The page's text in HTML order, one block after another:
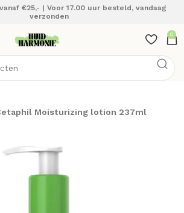
€25,- | Voor 17.00 uur besteld, vandaag
verzonden
0
Moisturizing lotion 237ml